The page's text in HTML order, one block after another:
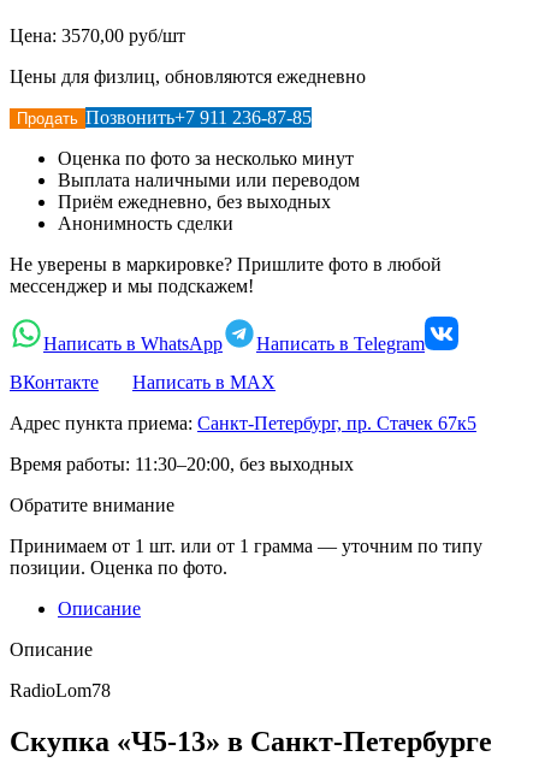
Цена: 3570,00 руб/шт
Цены для физлиц, обновляются ежедневно
Продать Позвонить+7 911 236-87-85
Оценка по фото за несколько минут
Выплата наличными или переводом
Приём ежедневно, без выходных
Анонимность сделки
Не уверены в маркировке? Пришлите фото в любой
мессенджер и мы подскажем!
Написать в WhatsApp
Написать в Telegram
ВКонтакте
Написать в MAX
Адрес пункта приема: Санкт-Петербург, пр. Стачек 67к5
Время работы: 11:30–20:00, без выходных
Обратите внимание
Принимаем от 1 шт. или от 1 грамма — уточним по типу
позиции. Оценка по фото.
Описание
Описание
RadioLom78
Скупка «Ч5-13» в Санкт-Петербурге